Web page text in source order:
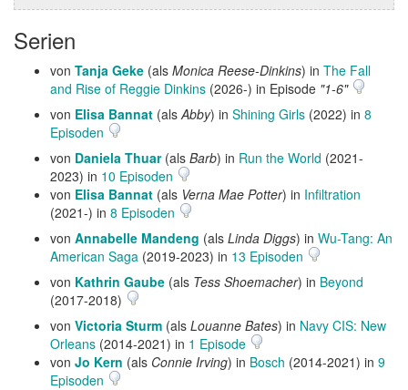
Serien
von Tanja Geke (als Monica Reese-Dinkins) in The Fall
and Rise of Reggie Dinkins (2026-) in Episode "1-6"
von Elisa Bannat (alsAbby) in Shining Girls (2022) in 8
Episoden
von Daniela Thuar(als Barb) in Run the World (2021-
2023) in 10 Episoden
von Elisa Bannat (als Verna Mae Potter) in Infiltration
(2021-) in 8 Episoden
von Annabelle Mandeng (als Linda Diggs) in Wu-Tang: An
American Saga (2019-2023) in 13 Episoden
von Kathrin Gaube (als Tess Shoemacher) in Beyond
(2017-2018)
von Victoria Sturm (als Louanne Bates) in Navy CIS: New
Orleans (2014-2021) in 1 Episode
von Jo Kern (als Connie Irving) in Bosch (2014-2021) in 9
Episoden